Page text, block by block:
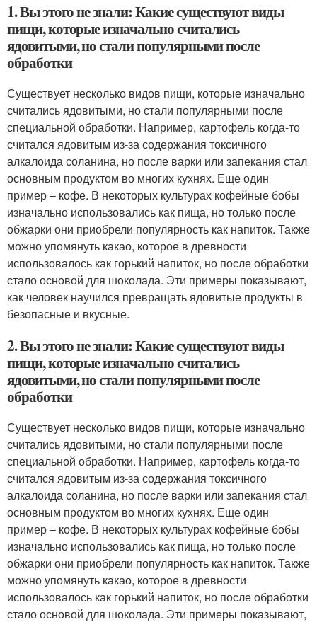
1. Вы этого не знали: Какие существуют виды
пищи, которые изначально считались
ядовитыми, но стали популярными после
обработки
Существует несколько видов пищи, которые изначально
считались ядовитыми, но стали популярными после
специальной обработки. Например, картофель когда-то
считался ядовитым из-за содержания токсичного
алкалоида соланина, но после варки или запекания стал
основным продуктом во многих кухнях. Еще один
пример – кофе. В некоторых культурах кофейные бобы
изначально использовались как пища, но только после
обжарки они приобрели популярность как напиток. Также
можно упомянуть какао, которое в древности
использовалось как горький напиток, но после обработки
стало основой для шоколада. Эти примеры показывают,
как человек научился превращать ядовитые продукты в
безопасные и вкусные.
2. Вы этого не знали: Какие существуют виды
пищи, которые изначально считались
ядовитыми, но стали популярными после
обработки
Существует несколько видов пищи, которые изначально
считались ядовитыми, но стали популярными после
специальной обработки. Например, картофель когда-то
считался ядовитым из-за содержания токсичного
алкалоида соланина, но после варки или запекания стал
основным продуктом во многих кухнях. Еще один
пример – кофе. В некоторых культурах кофейные бобы
изначально использовались как пища, но только после
обжарки они приобрели популярность как напиток. Также
можно упомянуть какао, которое в древности
использовалось как горький напиток, но после обработки
стало основой для шоколада. Эти примеры показывают,